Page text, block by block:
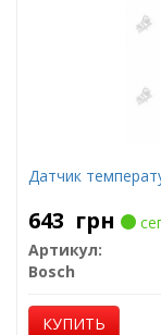
Датчик
643 грн
Артикул:
Bosch
КУПИТЬ